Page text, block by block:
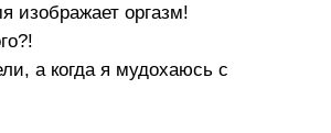
изображает оргазм!
а когда я мудохаюсь с